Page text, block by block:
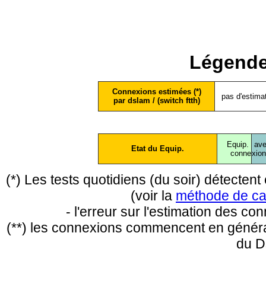
Connexions estimées (*)
par dslam / (switch ftth)
pas
Etat du Equip.
Equip.
conne
(*) Les tests quotidiens (du soir)
(voir la méthode de
- l'erreur sur l'estimation des
(**) les connexions commencent en
du